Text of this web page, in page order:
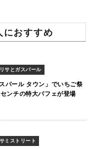
におすすめ
リサとガスパール
パール タウン」でいちご祭
ンチの特大パフェが登場
ミストリート